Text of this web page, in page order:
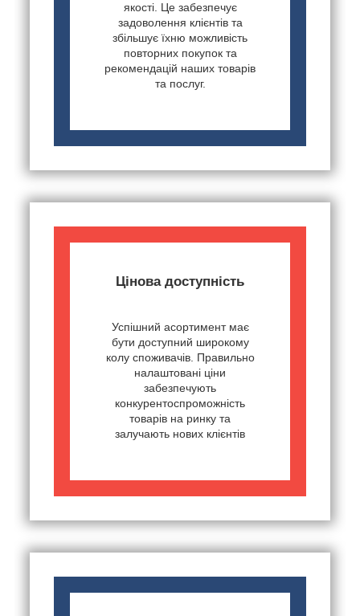
якості. Це забезпечує
задоволення клієнтів та
збільшує їхню можливість
повторних покупок та
рекомендацій наших товарів
та послуг.
Цінова доступність
Успішний асортимент має
бути доступний широкому
колу споживачів. Правильно
налаштовані ціни
забезпечують
конкурентоспроможність
товарів на ринку та
залучають нових клієнтів